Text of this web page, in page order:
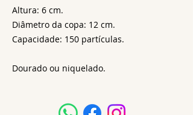
Altura: 6 cm.
Diâmetro da copa: 12 cm.
Capacidade: 150 partículas.
Dourado ou niquelado.